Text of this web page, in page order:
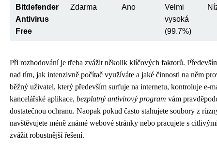
Bitdefender
Antivirus
Free
Zdarma Ano
Velmi
vysoká
(99.7%)
Při rozhodování je třeba zvážit několik klíčových faktorů.
nad tím, jak intenzivně počítač využíváte a jaké činnosti na něm
běžný uživatel, který především surfuje na internetu, kontroluje e-
kancelářské aplikace, bezplatný antivirový program vám
dostatečnou ochranu. Naopak pokud často stahujete soubory z
navštěvujete méně známé webové stránky nebo pracujete s
zvážit robustnější řešení.